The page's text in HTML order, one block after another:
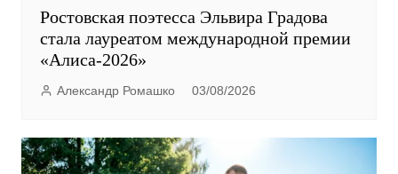
Ростовская поэтесса Эльвира Градова
стала лауреатом международной премии
«Алиса-2026»
Александр Ромашко 03/08/2026